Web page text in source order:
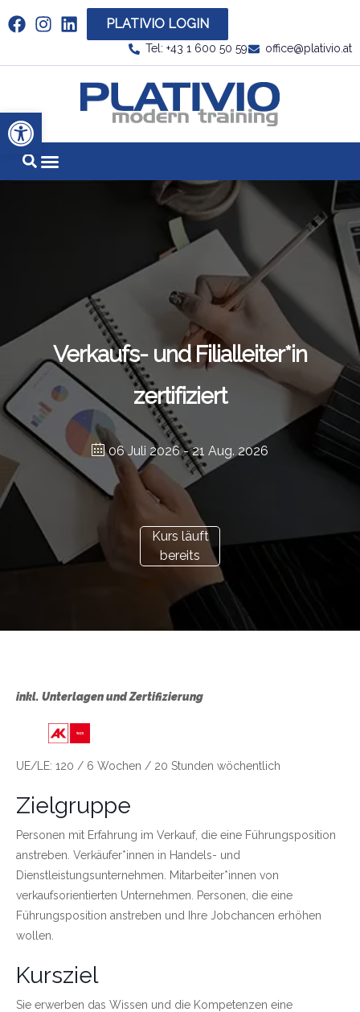
Werkzeugleiste öffnen
Link zu https://www.linkedin.com/company/
PLATIVIO LOGIN
Tel: +43 1 600 50 59 office@plativio.at
Link zu
Verkaufs- und Filialleiter*in
zertifiziert
06 Juli 2026- 21 Aug. 2026
Kurs läuft
bereits
inkl. Unterlagen und Zertifizierung
UE/LE: 120 / 6 Wochen / 20 Stunden wöchentlich
Zielgruppe
Personen mit Erfahrung im Verkauf, die eine Führungsposition
anstreben. Verkäufer*innen in Handels- und
Dienstleistungsunternehmen. Mitarbeiter*innen von
verkaufsorientierten Unternehmen. Personen, die eine
Führungsposition anstreben und Ihre Jobchancen erhöhen
wollen.
Kursziel
Sie erwerben das Wissen und die Kompetenzen eine